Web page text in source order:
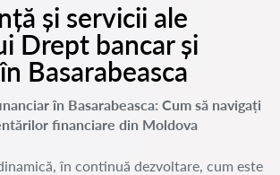
și servicii ale
Drept bancar și
Basarabeasca
în Basarabeasca: Cum să navigați
financiare din Moldova
în continuă dezvoltare, cum este